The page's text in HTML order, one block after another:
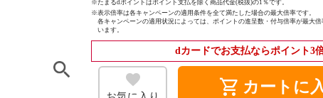
※たまるdポイントはポイント支払を除く商品代金(税抜)の1％です。
※表示倍率は各キャンペーンの適用条件を全て満たした場合の最大倍率です。
各キャンペーンの適用状況によっては、ポイントの進呈数・付与倍率が最大
います。
dカードでお支払ならポイント3
shopping_cart カートに